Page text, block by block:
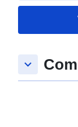
keyboard_arrow_down